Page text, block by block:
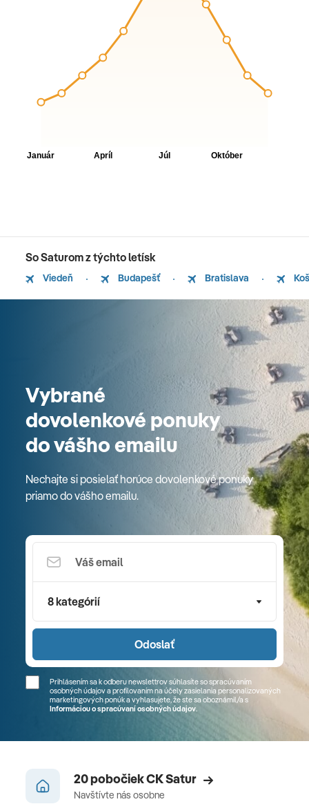
So Saturom z týchto letísk
Viedeň Budapešť Bratislava
Vybrané
dovolenkové ponuky
do vášho emailu
Nechajte si posielať horúce dovolenkové ponuky
priamo do vášho emailu.
8 kategórií
Odoslať
Prihlásením sa k odberu newslettrov súhlasíte so spracúvaním
osobných údajov a profilovaním na účely zasielania personalizovaných
marketingových ponúk a vyhlasujete, že ste sa oboznámil/a s
Informáciou o spracúvaní osobných údajov.
20 pobočiek CK Satur
Navštívte nás osobne